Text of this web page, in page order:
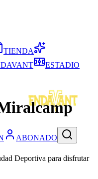
ABONADO
TIENDA
ESTADIO
Deportiva para disfrutar